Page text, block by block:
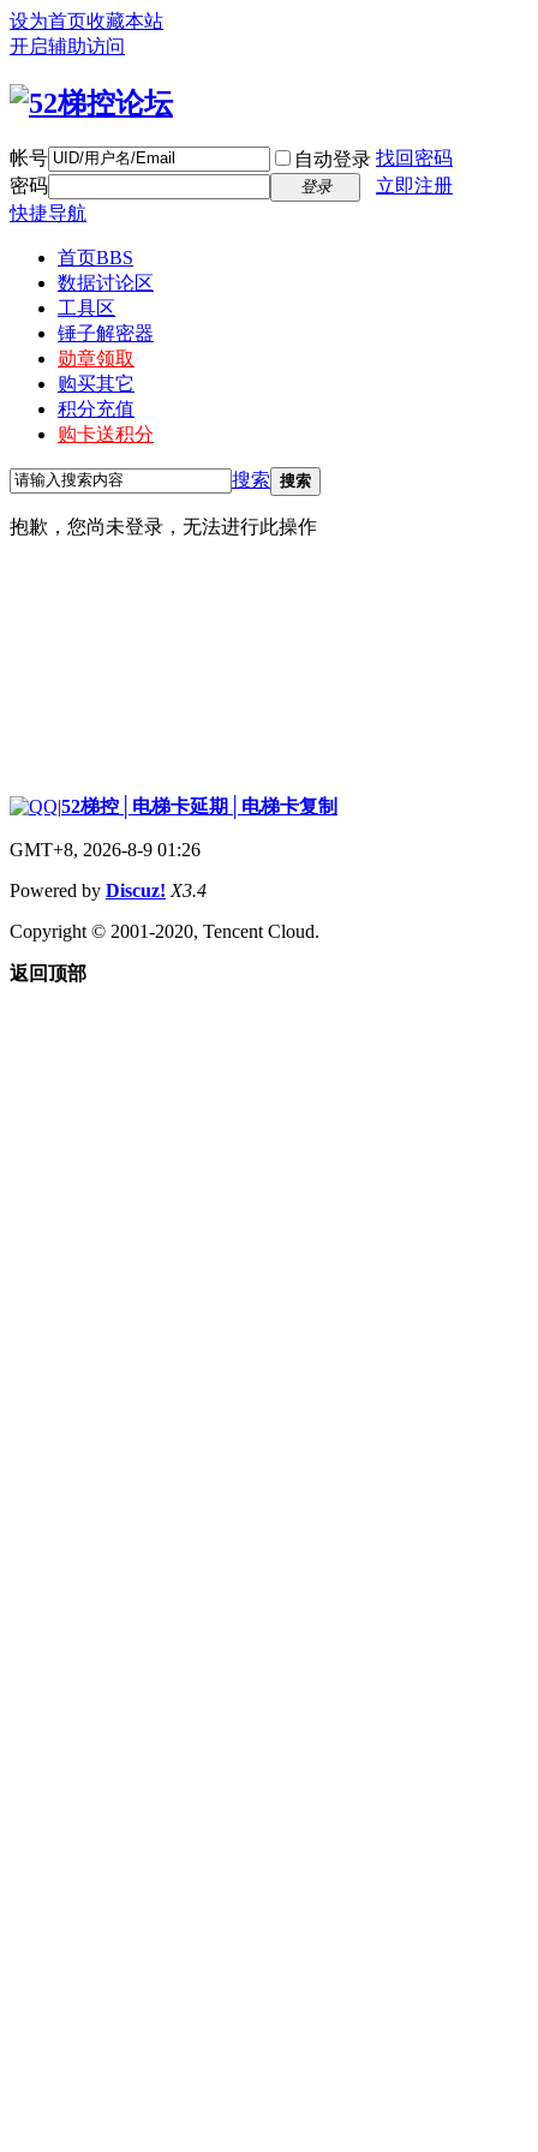
设为首页收藏本站
开启辅助访问
帐号 自动登录 找回密码
密码
登录
立即注册
快捷导航
首页BBS
数据讨论区
工具区
锤子解密器
勋章领取
购买其它
积分充值
购卡送积分
搜索 搜索
抱歉，您尚未登录，无法进行此操作
|52梯控│电梯卡延期│电梯卡复制
GMT+8, 2026-8-9 01:26
Powered by Discuz! X3.4
Copyright © 2001-2020, Tencent Cloud.
返回顶部